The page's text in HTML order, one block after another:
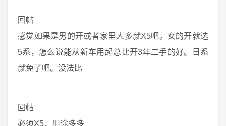
回帖
感觉如果是男的开或者家里人多就X5吧。女的开就选
5系，怎么说能从新车用起总比开3年二手的好。日系
就免了吧。没法比
回帖
必须X5，用途多多